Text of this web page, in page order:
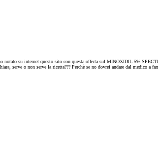
notato su internet questo sito con questa offerta sul MINOXIDIL 5%
serve o non serve la ricetta??? Perchè se no dovrei andare dal medico a